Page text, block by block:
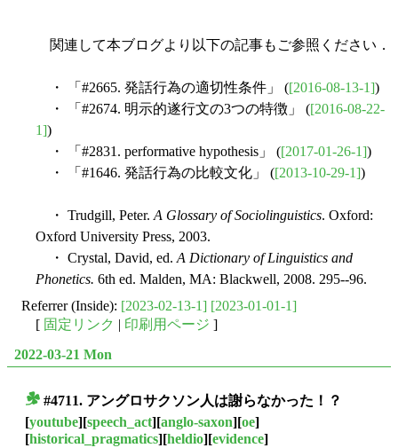
関連して本ブログより以下の記事もご参照ください．
・ 「#2665. 発話行為の適切性条件」 ([2016-08-13-1])
・ 「#2674. 明示的遂行文の3つの特徴」 ([2016-08-22-
1])
・ 「#2831. performative hypothesis」 ([2017-01-26-1])
・ 「#1646. 発話行為の比較文化」 ([2013-10-29-1])
・ Trudgill, Peter. A Glossary of Sociolinguistics. Oxford:
Oxford University Press, 2003.
・ Crystal, David, ed. A Dictionary of Linguistics and
Phonetics. 6th ed. Malden, MA: Blackwell, 2008. 295--96.
Referrer (Inside): [2023-02-13-1] [2023-01-01-1]
[ 固定リンク | 印刷用ページ ]
2022-03-21 Mon
#4711. アングロサクソン人は謝らなかった！？
[youtube][speech_act][anglo-saxon][oe]
[historical_pragmatics][heldio][evidence]